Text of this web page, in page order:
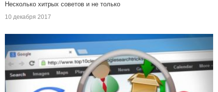
Несколько хитрых советов и не только
10 декабря 2017